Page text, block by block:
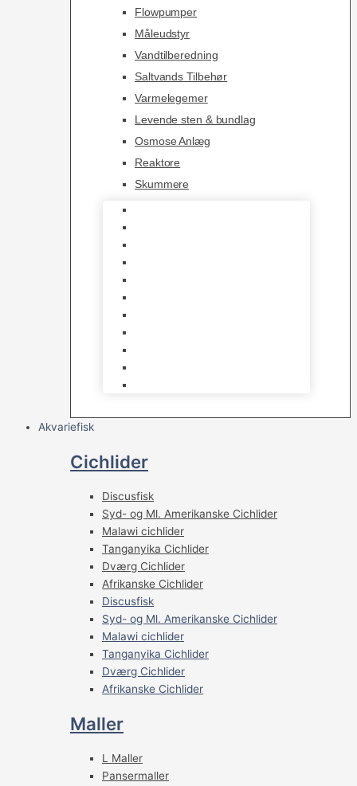
Flowpumper
Måleudstyr
Vandtilberedning
Saltvands Tilbehør
Varmelegemer
Levende sten & bundlag
Osmose Anlæg
Reaktore
Skummere
Akvariefisk
Cichlider
Discusfisk
Syd- og Ml. Amerikanske Cichlider
Malawi cichlider
Tanganyika Cichlider
Dværg Cichlider
Afrikanske Cichlider
Discusfisk
Syd- og Ml. Amerikanske Cichlider
Malawi cichlider
Tanganyika Cichlider
Dværg Cichlider
Afrikanske Cichlider
Maller
L Maller
Pansermaller